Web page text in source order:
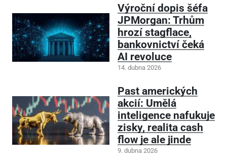
Výroční dopis šéfa
JPMorgan: Trhům
hrozí stagflace,
bankovnictví čeká
AI revoluce
14. dubna 2026
Past amerických
akcií: Umělá
inteligence nafukuje
zisky, realita cash
flow je ale jinde
9. dubna 2026